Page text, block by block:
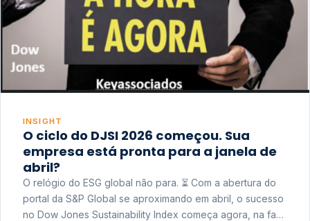
INSIGHT
O ciclo do DJSI 2026 começou. Sua
empresa está pronta para a janela de
abril?
O relógio do ESG global não para. ⏳ Com a abertura do
portal da S&P Global se aproximando em abril, o sucesso
no Dow Jones Sustainability Index começa agora, na fase